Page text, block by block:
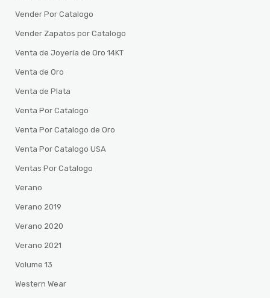
Vender Por Catalogo
Vender Zapatos por Catalogo
Venta de Joyería de Oro 14KT
Venta de Oro
Venta de Plata
Venta Por Catalogo
Venta Por Catalogo de Oro
Venta Por Catalogo USA
Ventas Por Catalogo
Verano
Verano 2019
Verano 2020
Verano 2021
Volume 13
Western Wear